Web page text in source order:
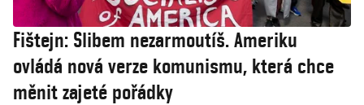
Fištejn: Slibem nezarmoutíš. Ameriku
ovládá nová verze komunismu, která chce
měnit zajeté pořádky